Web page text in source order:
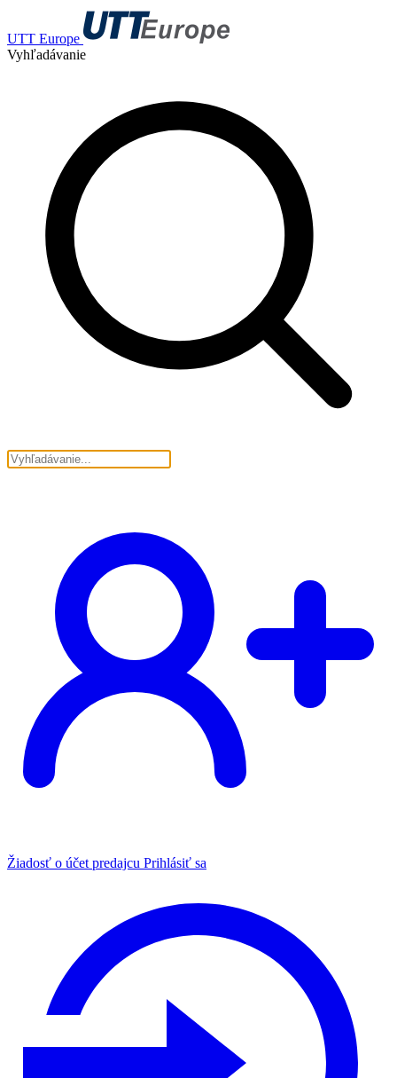
UTT Europe
Vyhľadávanie
Žiadosť o účet predajcu Prihlásiť sa